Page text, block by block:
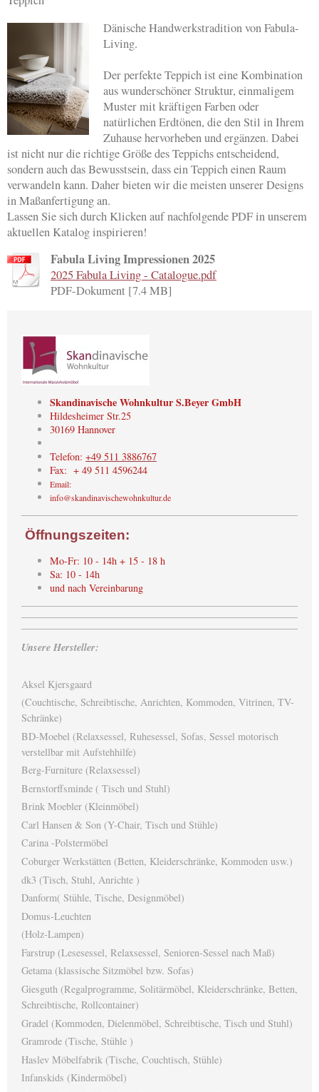
Dänische Handwerkstradition von Fabula-
Living.
Der perfekte Teppich ist eine Kombination
aus wunderschöner Struktur, einmaligem
Muster mit kräftigen Farben oder
natürlichen Erdtönen, die den Stil in Ihrem
Zuhause hervorheben und ergänzen. Dabei
ist nicht nur die richtige Größe des Teppichs entscheidend,
sondern auch das Bewusstsein, dass ein Teppich einen Raum
verwandeln kann. Daher bieten wir die meisten unserer Designs
in Maßanfertigung an.
Lassen Sie sich durch Klicken auf nachfolgende PDF in unserem
aktuellen Katalog inspirieren!
Fabula Living Impressionen 2025
2025 Fabula Living - Catalogue.pdf
PDF-Dokument [7.4 MB]
Skandinavische Wohnkultur S.Beyer GmbH
Hildesheimer Str.25
30169 Hannover
Telefon: +49 511 3886767
Fax: + 49 511 4596244
Email:
info@skandinavischewohnkultur.de
Öffnungszeiten:
Mo-Fr: 10 - 14h + 15 - 18 h
Sa: 10 - 14h
und nach Vereinbarung
Unsere Hersteller:
Aksel Kjersgaard
(Couchtische, Schreibtische, Anrichten, Kommoden, Vitrinen, TV-
Schränke)
BD-Moebel (Relaxsessel, Ruhesessel, Sofas, Sessel motorisch
verstellbar mit Aufstehhilfe)
Berg-Furniture (Relaxsessel)
Bernstorffsminde ( Tisch und Stuhl)
Brink Moebler (Kleinmöbel)
Carl Hansen & Son (Y-Chair, Tisch und Stühle)
Carina -Polstermöbel
Coburger Werkstätten (Betten, Kleiderschränke, Kommoden usw.)
dk3 (Tisch, Stuhl, Anrichte )
Danform( Stühle, Tische, Designmöbel)
Domus-Leuchten
(Holz-Lampen)
Farstrup (Lesesessel, Relaxsessel, Senioren-Sessel nach Maß)
Getama (klassische Sitzmöbel bzw. Sofas)
Giesguth (Regalprogramme, Solitärmöbel, Kleiderschränke, Betten,
Schreibtische, Rollcontainer)
Gradel (Kommoden, Dielenmöbel, Schreibtische, Tisch und Stuhl)
Gramrode (Tische, Stühle )
Haslev Möbelfabrik (Tische, Couchtisch, Stühle)
Infanskids (Kindermöbel)